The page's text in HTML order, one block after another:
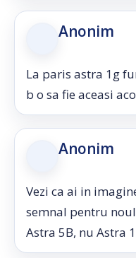
Anonim
La paris astra 1g
b o sa fie aceasi
Anonim
Vezi ca ai in
semnal pentru
Astra 5B, nu Astra